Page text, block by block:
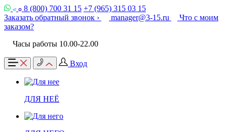
8 (800) 700 31 15 +7 (965) 315 03 15
Заказать обратный звонок ›
manager@3-15.ru
Что с моим
заказом?
Часы работы 10.00-22.00
Вход
ДЛЯ НЕЁ